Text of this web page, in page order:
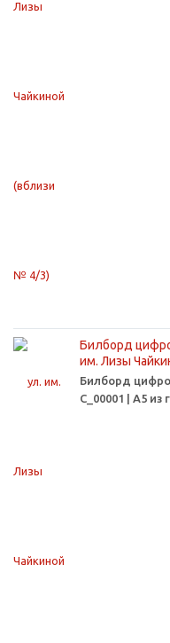
Билборд
им. Лизы
Билборд
С_00001 | А5 из